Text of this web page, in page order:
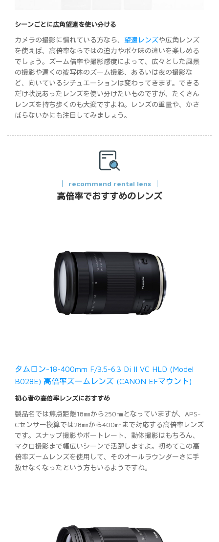
シーンごとに広角望遠を使い分ける
カメラの撮影に慣れている方なら、 望遠レンズや広角レンズ
を使えば、高倍率ならではの迫力やボケ味の違いを楽しめる
でしょう。ズーム倍率や撮影感度によって、広々とした風景
の撮影や遠くの被写体のズーム撮影、あるいは夜の撮影な
ど、向いているシチュエーションは変わってきます。できる
だけ状況あったレンズを使い分けたいものですが、たくさん
レンズを持ち歩くのも大変ですよね。レンズの重量や、かさ
ばらないかにも注目してみましょう。
recommend rental lens
高倍率でおすすめのレンズ
タムロン-18-400mm F/3.5-6.3 Di II VC HLD (Model
B028E) 高倍率ズームレンズ (CANON EFマウント)
初心者の高倍率レンズにおすすめ
製品名では焦点距離18㎜から250㎜となっていますが、APS-
Cセンサー換算では28㎜から400㎜まで対応する高倍率レンズ
です。スナップ撮影やポートレート、動体撮影はもちろん、
マクロ撮影まで幅広いシーンで活躍しますよ。初めてこの高
倍率ズームレンズを使用して、そのオールラウンダーさに手
放せなくなったという方もいるようですね。